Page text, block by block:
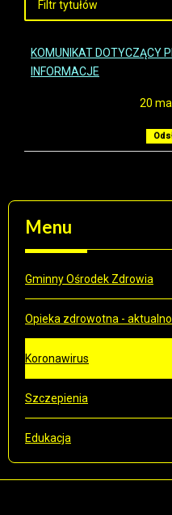
KOMUNIKAT DOTYCZĄCY
INFORMACJE
20
Menu
Gminny Ośrodek Zdrowia
Opieka zdrowotna -
Koronawirus
Szczepienia
Edukacja